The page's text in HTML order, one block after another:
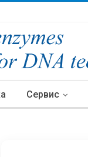
Сервис